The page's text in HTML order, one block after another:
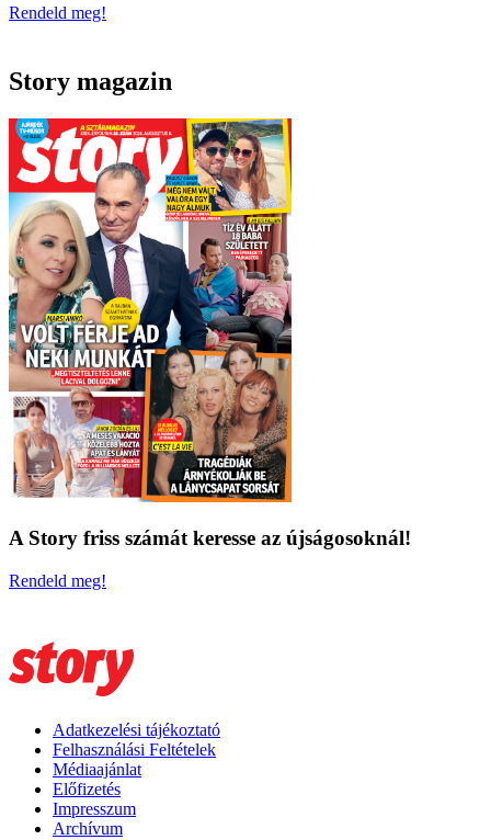
Rendeld meg!
Story magazin
A Story friss számát keresse az újságosoknál!
Rendeld meg!
Adatkezelési tájékoztató
Felhasználási Feltételek
Médiaajánlat
Előfizetés
Impresszum
Archívum